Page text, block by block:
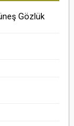
Gözlük